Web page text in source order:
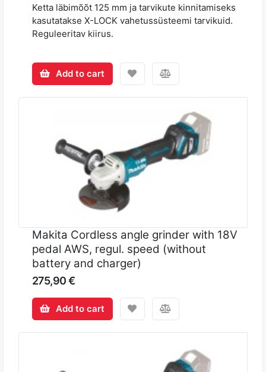
Ketta läbimõõt 125 mm ja tarvikute kinnitamiseks
kasutatakse X-LOCK vahetussüsteemi tarvikuid.
Reguleeritav kiirus.
Add to cart
Makita Cordless angle grinder with 18V
pedal AWS, regul. speed (without
battery and charger)
275,90 €
Add to cart